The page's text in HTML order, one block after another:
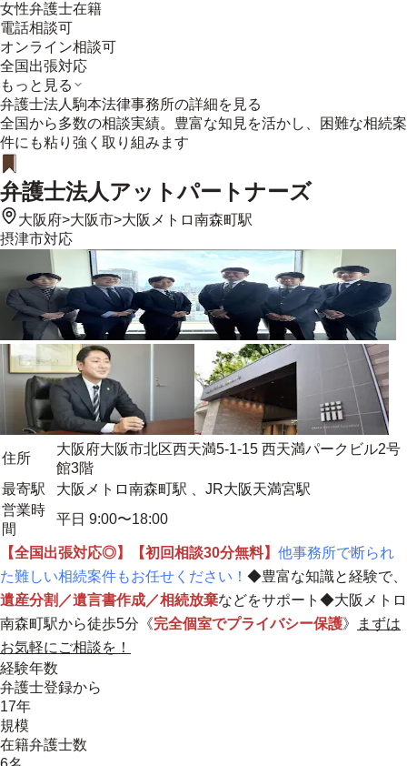
女性弁護士在籍
電話相談可
オンライン相談可
全国出張対応
もっと見る
弁護士法人駒本法律事務所の詳細を見る
全国から多数の相談実績。豊富な知見を活かし、困難な相続案
件にも粘り強く取り組みます
弁護士法人アットパートナーズ
大阪府>大阪市>大阪メトロ南森町駅
摂津市対応
住所
大阪府大阪市北区西天満5-1-15 西天満パークビル2号
館3階
最寄駅
大阪メトロ南森町駅 、JR大阪天満宮駅
営業時
間
平日 9:00〜18:00
【全国出張対応◎】【初回相談30分無料】 他事務所で断られ
た難しい相続案件もお任せください！ ◆豊富な知識と経験で、
遺産分割／遺言書作成／相続放棄などをサポート◆大阪メトロ
南森町駅から徒歩5分《完全個室でプライバシー保護》
まずは
お気軽にご相談を！
経験年数
弁護士登録から
17年
規模
在籍弁護士数